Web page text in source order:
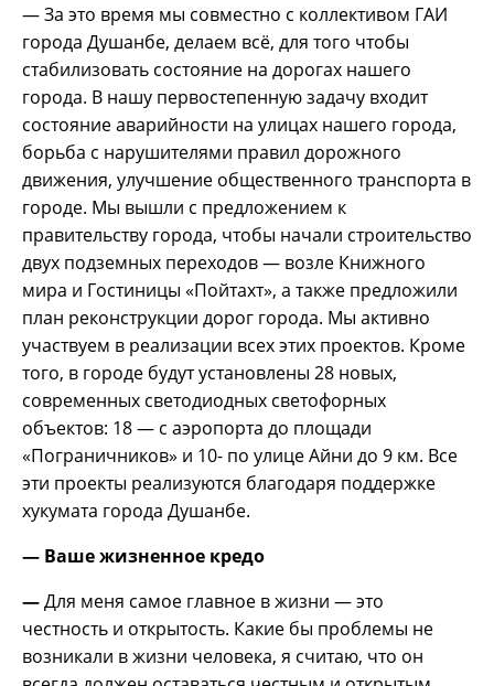
— За это время мы совместно с коллективом ГАИ
города Душанбе, делаем всё, для того чтобы
стабилизовать состояние на дорогах нашего
города. В нашу первостепенную задачу входит
состояние аварийности на улицах нашего города,
борьба с нарушителями правил дорожного
движения, улучшение общественного транспорта в
городе. Мы вышли с предложением к
правительству города, чтобы начали строительство
двух подземных переходов — возле Книжного
мира и Гостиницы «Пойтахт», а также предложили
план реконструкции дорог города. Мы активно
участвуем в реализации всех этих проектов. Кроме
того, в городе будут установлены 28 новых,
современных светодиодных светофорных
объектов: 18 — с аэропорта до площади
«Пограничников» и 10- по улице Айни до 9 км. Все
эти проекты реализуются благодаря поддержке
хукумата города Душанбе.
— Ваше жизненное кредо
—Для меня самое главное в жизни — это
честность и открытость. Какие бы проблемы не
возникали в жизни человека, я считаю, что он